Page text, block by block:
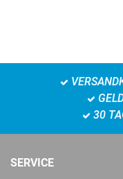
30
SERVICE